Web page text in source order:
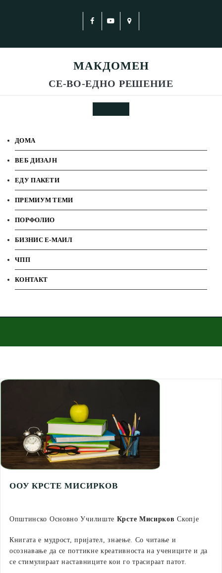
МАКДОМЕН
СЕ-ВО-ЕДНО РЕШЕНИЕ
ДОМА
ВЕБ ДИЗАЈН
ЕДУ ПАКЕТИ
ПРЕМИУМ ТЕМИ
ПОРФОЛИО
БИЗНИС Е-МАИЛ
ЧПП
КОНТАКТ
ООУ КРСТЕ МИСИРКОВ
Општинско Основно Училиште Крсте Мисирков Скопје
Книгата е мудрост, пријател, знаење. Со читање и
осознавање да се поттикне креативноста на учениците и да
се стимулираат наставниците кои го трасираат патот.